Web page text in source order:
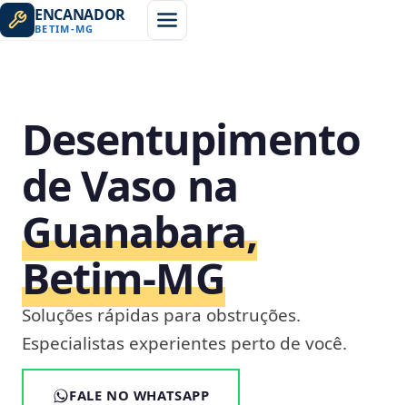
ENCANADOR
BETIM-MG
Desentupimento
de Vaso na
Guanabara,
Betim‑MG
Soluções rápidas para obstruções.
Especialistas experientes perto de você.
FALE NO WHATSAPP